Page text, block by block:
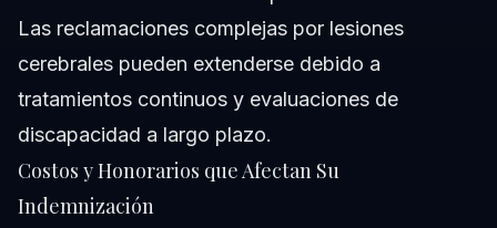
Las reclamaciones complejas por lesiones
cerebrales pueden extenderse debido a
tratamientos continuos y evaluaciones de
discapacidad a largo plazo.
Costos y Honorarios que Afectan Su
Indemnización